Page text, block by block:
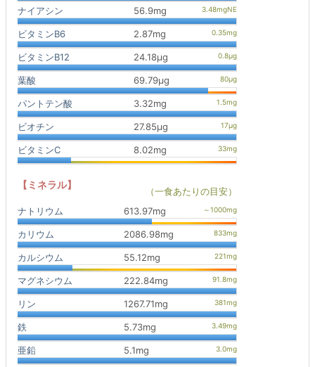
ナイアシン 56.9mg
ビタミンB6 2.87mg
ビタミンB12 24.18μg
葉酸 69.79μg
パントテン酸 3.32mg
ビオチン 27.85μg
ビタミンC 8.02mg
【ミネラル】
（一食あたりの目安）
ナトリウム
613.97mg
カリウム 2086.98mg
カルシウム 55.12mg
マグネシウム 222.84mg
リン 1267.71mg
鉄 5.73mg
亜鉛 5.1mg